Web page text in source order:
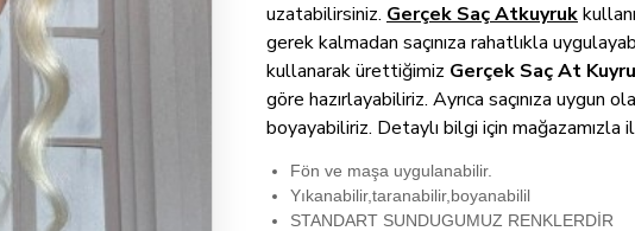
uzatabilirsiniz. Gerçek Saç Atkuyruk
gerek kalmadan saçınıza rahatlıkla
kullanarak ürettiğimiz Gerçek Saç At
göre hazırlayabiliriz. Ayrıca saçınıza uygun
boyayabiliriz. Detaylı bilgi için mağazamızla
Fön ve maşa uygulanabilir.
Yıkanabilir,taranabilir,boyanabilil
STANDART SUNDUGUMUZ RENKLERDİR